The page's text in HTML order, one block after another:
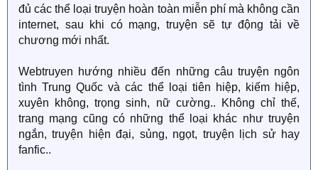
đủ các thể loại truyện hoàn toàn miễn phí mà không cần
internet, sau khi có mạng, truyện sẽ tự động tải về
chương mới nhất.
Webtruyen hướng nhiều đến những câu truyện ngôn
tình Trung Quốc và các thể loại tiên hiệp, kiếm hiệp,
xuyên không, trọng sinh, nữ cường.. Không chỉ thế,
trang mạng cũng có những thể loại khác như truyện
ngắn, truyện hiện đại, sủng, ngọt, truyện lịch sử hay
fanfic..